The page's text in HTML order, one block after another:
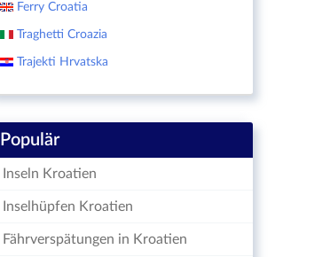
Ferry Croatia
Traghetti Croazia
Trajekti Hrvatska
Populär
Inseln Kroatien
Inselhüpfen Kroatien
Fährverspätungen in Kroatien